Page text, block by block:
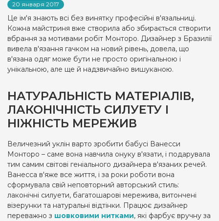
20 января 2017
Це ім'я знають всі без винятку професійні в'язальниці.
Кожна майстриня вже створила або збирається створити
вбрання за мотивами робіт Монторо. Дизайнер з Бразилії
вивела в'язання гачком на новий рівень, довела, що
в'язана одяг може бути не просто оригінальною і
унікальною, але ще й надзвичайно вишуканою.
НАТУРАЛЬНІСТЬ МАТЕРІАЛІВ,
ЛАКОНІЧНІСТЬ СИЛУЕТУ І
НІЖНІСТЬ МЕРЕЖИВ
Величезний уклін варто зробити бабусі Ванесси
Монторо – саме вона навчила онуку в'язати, і подарувала
тим самим світові геніального дизайнера в'язаних речей.
Ванесса в'яже все життя, і за роки роботи вона
сформувала свій неповторний авторський стиль:
лаконічні силуети, багатошарові мережива, витончені
візерунки та натуральні відтінки. Працює дизайнер
переважно з шовковими нитками, які фарбує вручну за